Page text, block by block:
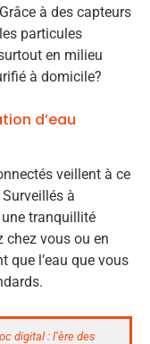
à des capteurs
particules
en milieu
à domicile?
d’eau
veillent à ce
à
tranquillité
chez vous ou en
que l’eau que vous
digital : l’ère des